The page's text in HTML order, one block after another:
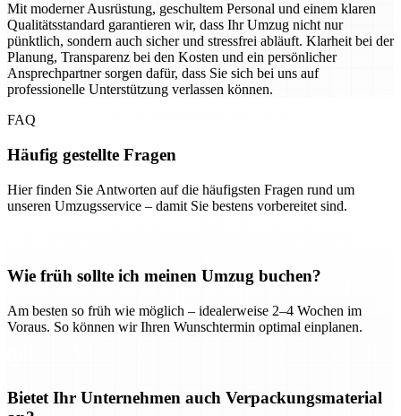
Mit moderner Ausrüstung, geschultem Personal und einem klaren
Qualitätsstandard garantieren wir, dass Ihr Umzug nicht nur
pünktlich, sondern auch sicher und stressfrei abläuft. Klarheit bei der
Planung, Transparenz bei den Kosten und ein persönlicher
Ansprechpartner sorgen dafür, dass Sie sich bei uns auf
professionelle Unterstützung verlassen können.
FAQ
Häufig gestellte Fragen
Hier finden Sie Antworten auf die häufigsten Fragen rund um
unseren Umzugsservice – damit Sie bestens vorbereitet sind.
Wie früh sollte ich meinen Umzug buchen?
Am besten so früh wie möglich – idealerweise 2–4 Wochen im
Voraus. So können wir Ihren Wunschtermin optimal einplanen.
Bietet Ihr Unternehmen auch Verpackungsmaterial